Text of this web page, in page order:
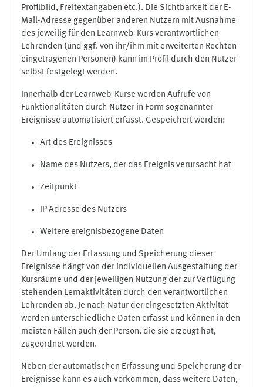
Profilbild, Freitextangaben etc.). Die Sichtbarkeit der E-
Mail-Adresse gegenüber anderen Nutzern mit Ausnahme
des jeweilig für den Learnweb-Kurs verantwortlichen
Lehrenden (und ggf. von ihr/ihm mit erweiterten Rechten
eingetragenen Personen) kann im Profil durch den Nutzer
selbst festgelegt werden.
Innerhalb der Learnweb-Kurse werden Aufrufe von
Funktionalitäten durch Nutzer in Form sogenannter
Ereignisse automatisiert erfasst. Gespeichert werden:
Art des Ereignisses
Name des Nutzers, der das Ereignis verursacht hat
Zeitpunkt
IP Adresse des Nutzers
Weitere ereignisbezogene Daten
Der Umfang der Erfassung und Speicherung dieser
Ereignisse hängt von der individuellen Ausgestaltung der
Kursräume und der jeweiligen Nutzung der zur Verfügung
stehenden Lernaktivitäten durch den verantwortlichen
Lehrenden ab. Je nach Natur der eingesetzten Aktivität
werden unterschiedliche Daten erfasst und können in den
meisten Fällen auch der Person, die sie erzeugt hat,
zugeordnet werden.
Neben der automatischen Erfassung und Speicherung der
Ereignisse kann es auch vorkommen, dass weitere Daten,